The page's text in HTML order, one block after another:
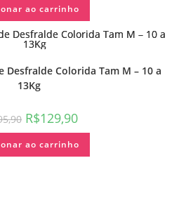
ao carrinho
Desfralde Colorida Tam M – 10 a
13Kg
R$129,90
ao carrinho